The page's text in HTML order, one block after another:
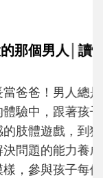
懂父親的
是在一次
子一起長
獨立自
成。爸爸
個重要的